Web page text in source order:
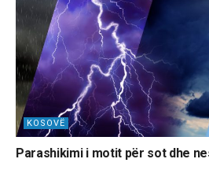
KOSOVË
Parashikimi i motit për sot dhe